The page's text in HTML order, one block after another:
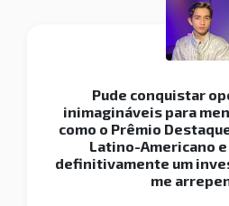
Pude conquistar
inimagináveis para
como o Prêmio
Latino-Americano e
definitivamente um
me